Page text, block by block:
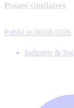
Postes similaires
Publié le 06/08/2026
Industrie &